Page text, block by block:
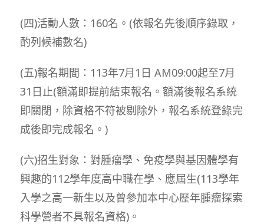
(四)活動人數：160名。(依報名先後順序錄取，
酌列候補數名)
(五)報名期間：113年7月1日 AM09:00起至7月
31日止(額滿即提前結束報名。額滿後報名系統
即關閉，除資格不符被剔除外，報名系統登錄完
成後即完成報名。)
(六)招生對象：對腫瘤學、免疫學與基因體學有
興趣的112學年度高中職在學、應屆生(113學年
入學之高一新生以及曾參加本中心歷年腫瘤探索
科學營者不具報名資格)。